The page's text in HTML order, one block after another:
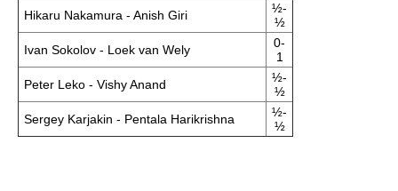
Hikaru Nakamura - Anish Giri
½-
½
Ivan Sokolov - Loek van Wely
0-
1
Peter Leko - Vishy Anand
½-
½
Sergey Karjakin - Pentala Harikrishna
½-
½